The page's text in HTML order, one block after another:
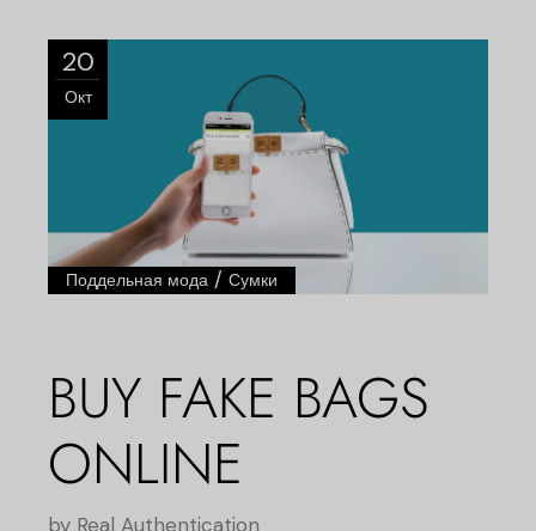
20
Окт
Поддельная мода /Сумки
BUY FAKE BAGS
ONLINE
by Real Authentication